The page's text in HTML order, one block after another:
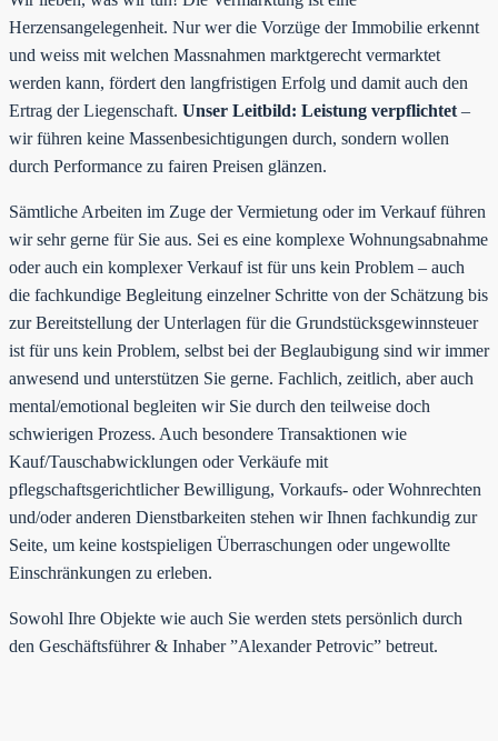
Herzensangelegenheit. Nur wer die Vorzüge der Immobilie erkennt
und weiss mit welchen Massnahmen marktgerecht vermarktet
werden kann, fördert den langfristigen Erfolg und damit auch den
Ertrag der Liegenschaft. Unser Leitbild: Leistung verpflichtet –
wir führen keine Massenbesichtigungen durch, sondern wollen
durch Performance zu fairen Preisen glänzen.
Sämtliche Arbeiten im Zuge der Vermietung oder im Verkauf führen
wir sehr gerne für Sie aus. Sei es eine komplexe Wohnungsabnahme
oder auch ein komplexer Verkauf ist für uns kein Problem – auch
die fachkundige Begleitung einzelner Schritte von der Schätzung bis
zur Bereitstellung der Unterlagen für die Grundstücksgewinnsteuer
ist für uns kein Problem, selbst bei der Beglaubigung sind wir immer
anwesend und unterstützen Sie gerne. Fachlich, zeitlich, aber auch
mental/emotional begleiten wir Sie durch den teilweise doch
schwierigen Prozess. Auch besondere Transaktionen wie
Kauf/Tauschabwicklungen oder Verkäufe mit
pflegschaftsgerichtlicher Bewilligung, Vorkaufs- oder Wohnrechten
und/oder anderen Dienstbarkeiten stehen wir Ihnen fachkundig zur
Seite, um keine kostspieligen Überraschungen oder ungewollte
Einschränkungen zu erleben.
Sowohl Ihre Objekte wie auch Sie werden stets persönlich durch
den Geschäftsführer & Inhaber ”Alexander Petrovic” betreut.